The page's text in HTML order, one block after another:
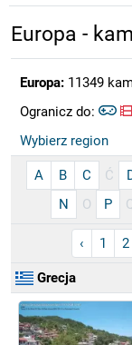
Europa -
Europa:11349
Ogranicz do:
Wybierz region
A B C Ć
N
O P
‹ 1 2
Grecja